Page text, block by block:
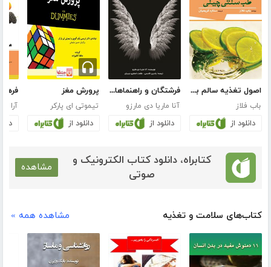
اصول تغذیه سالم بر اساس طب سنتی چینی
باب فلاز
دانلود از
فرشتگان و راهنماهای معنوی
آنا ماریا دی مارزو
دانلود از
پرورش مغز
تیموتی ای پارکر
دانلود از
آرا
کتابراه، دانلود کتاب الکترونیک و
صوتی
مشاهده
کتاب‌های سلامت و تغذیه مشاهده همه »